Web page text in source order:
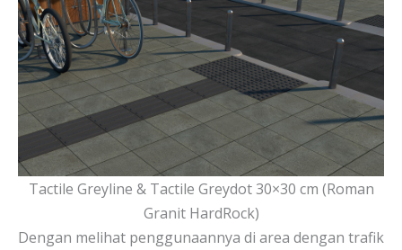
Tactile Greyline & Tactile Greydot 30×30 cm (Roman
Granit HardRock)
Dengan melihat penggunaannya di area dengan trafik